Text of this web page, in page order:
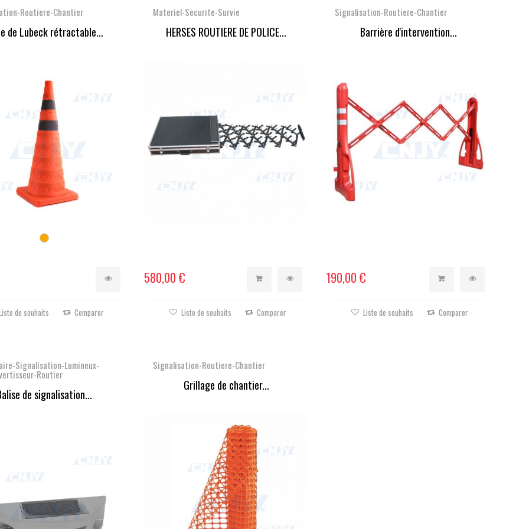
Routiere-Chantier
de Lubeck rétractable...
de souhaits Comparer
Materiel-Securite-Survie
HERSES ROUTIERE DE POLICE...
580,00 €
Liste de souhaits Comparer
Signalisation-Routiere-Chantier
Barrière d'intervention...
190,00 €
Liste de souhaits Comparer
Signalisation-Lumineux-
Routier
de signalisation...
Signalisation-Routiere-Chantier
Grillage de chantier...